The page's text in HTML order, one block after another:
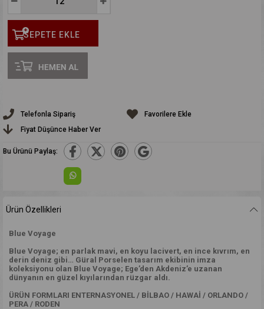
Telefonla Sipariş
Favorilere Ekle
Fiyat Düşünce Haber Ver
Bu Ürünü Paylaş:
Ürün Özellikleri
Blue Voyage
Blue Voyage; en parlak mavi, en koyu lacivert, en ince kıvrım, en
derin deniz gibi… Güral Porselen tasarım ekibinin imza
koleksiyonu olan Blue Voyage; Ege’den Akdeniz’e uzanan
dünyanın en güzel kıyılarından rüzgar aldı.
ÜRÜN FORMLARI ENTERNASYONEL / BİLBAO / HAWAİ / ORLANDO /
PERA / RODEN